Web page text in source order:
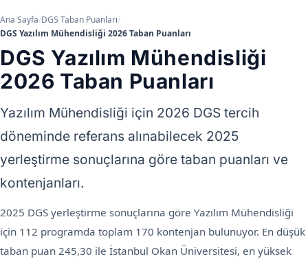
Ana Sayfa/DGS Taban Puanları/
DGS Yazılım Mühendisliği 2026 Taban Puanları
DGS Yazılım Mühendisliği
2026 Taban Puanları
Yazılım Mühendisliği için 2026 DGS tercih
döneminde referans alınabilecek 2025
yerleştirme sonuçlarına göre taban puanları ve
kontenjanları.
2025 DGS yerleştirme sonuçlarına göre Yazılım Mühendisliği
için 112 programda toplam 170 kontenjan bulunuyor. En düşük
taban puan 245,30 ile İstanbul Okan Üniversitesi, en yüksek